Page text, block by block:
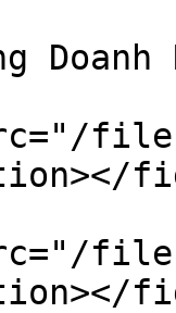
Doanh
files/